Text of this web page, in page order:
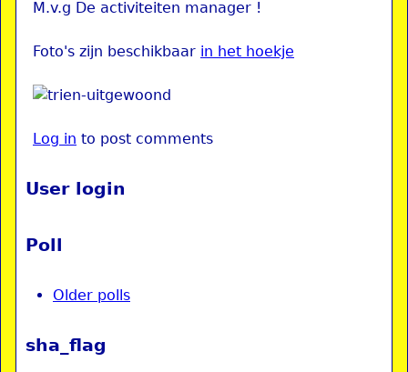
M.v.g De activiteiten manager !
Foto's zijn beschikbaar in het hoekje
Log in to post comments
User login
Poll
Older polls
sha_flag